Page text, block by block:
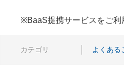
※BaaS提携サービスをご利
カテゴリ よくある